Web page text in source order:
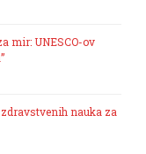
mir: UNESCO-ov
nauka za